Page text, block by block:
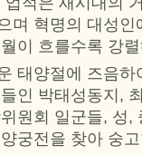
며 혁명의 대성
이 흐를수록 강
태양절에 즈음
인 박태성동지,
원회 일군들, 성,
궁전을 찾아 숭